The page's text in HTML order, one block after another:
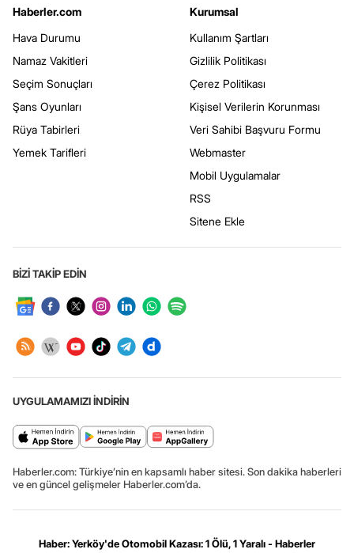
Haberler.com
Hava Durumu
Namaz Vakitleri
Seçim Sonuçları
Şans Oyunları
Rüya Tabirleri
Yemek Tarifleri
Kurumsal
Kullanım Şartları
Gizlilik Politikası
Çerez Politikası
Kişisel Verilerin Korunması
Veri Sahibi Başvuru Formu
Webmaster
Mobil Uygulamalar
RSS
Sitene Ekle
BİZİ TAKİP EDİN
UYGULAMAMIZI İNDİRİN
Haberler.com: Türkiye’nin en kapsamlı haber sitesi. Son dakika haberleri
ve en güncel gelişmeler Haberler.com’da.
Haber: Yerköy'de Otomobil Kazası: 1 Ölü, 1 Yaralı - Haberler